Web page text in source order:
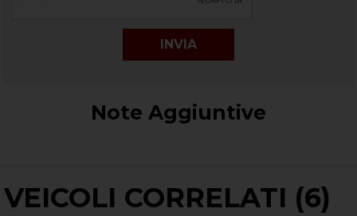
Note Aggiuntive
VEICOLI CORRELATI (6)